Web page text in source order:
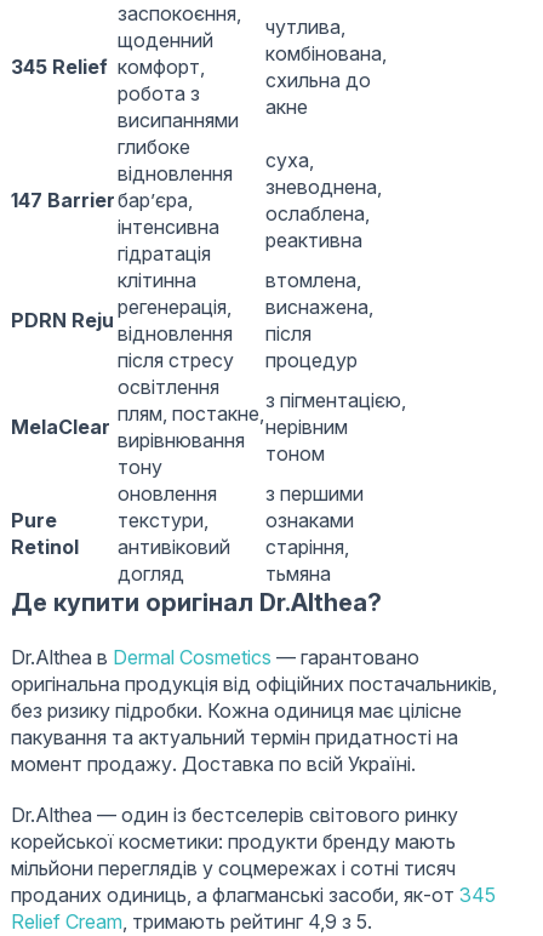
345 Relief
заспокоєння,
щоденний
комфорт,
робота з
висипаннями
чутлива,
комбінована,
схильна до
акне
147 Barrier
глибоке
відновлення
бар’єра,
інтенсивна
гідратація
суха,
зневоднена,
ослаблена,
реактивна
PDRN Reju
клітинна
регенерація,
відновлення
після стресу
втомлена,
виснажена,
після
процедур
MelaClear
освітлення
плям, постакне,
вирівнювання
тону
з пігментацією,
нерівним
тоном
Pure
Retinol
оновлення
текстури,
антивіковий
догляд
з першими
ознаками
старіння,
тьмяна
Де купити оригінал Dr.Althea?
Dr.Althea в Dermal Cosmetics — гарантовано
оригінальна продукція від офіційних постачальників,
без ризику підробки. Кожна одиниця має цілісне
пакування та актуальний термін придатності на
момент продажу. Доставка по всій Україні.
Dr.Althea — один із бестселерів світового ринку
корейської косметики: продукти бренду мають
мільйони переглядів у соцмережах і сотні тисяч
проданих одиниць, а флагманські засоби, як-от 345
Relief Cream, тримають рейтинг 4,9 з 5.